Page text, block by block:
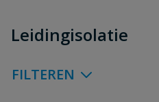
Leidingisolatie
FILTEREN